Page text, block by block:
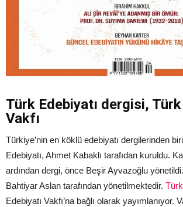
Türk Edebiyatı dergisi, Türk
Vakfı
Türkiye’nin en köklü edebiyatı dergilerinden
Edebiyatı, Ahmet Kabaklı tarafıdan kuruldu.
ardından dergi, önce Beşir Ayvazoğlu
Bahtiyar Aslan tarafından yönetilmektedir.
Edebiyatı Vakfı’na bağlı olarak yayımlanıyor.